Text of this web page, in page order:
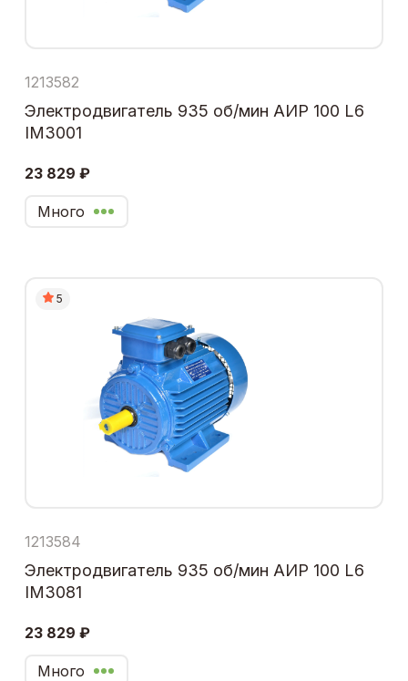
1213582
Электродвигатель 935 об/мин АИР 100 L6
IM3001
23 829 ₽
Много
5
1213584
Электродвигатель 935 об/мин АИР 100 L6
IM3081
23 829 ₽
Много